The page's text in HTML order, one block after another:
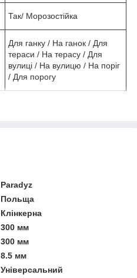
Так/ Морозостійка
Для ганку / На ганок / Для
тераси / На терасу / Для
вулиці / На вулицю / На поріг
/ Для порогу
Paradyz
Польща
Клінкерна
300 мм
300 мм
8.5 мм
Універсальний